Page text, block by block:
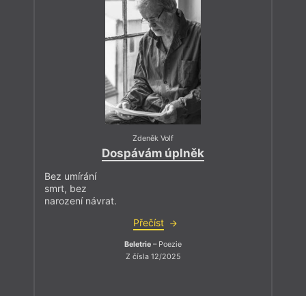
Zdeněk Volf
Dospávám úplněk
Bez umírání
smrt, bez
narození návrat.
Přečíst
Beletrie – Poezie
Z čísla 12/2025